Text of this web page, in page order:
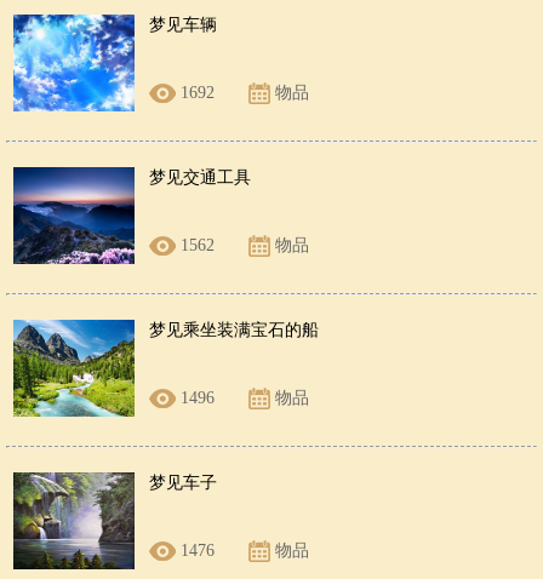
梦见车辆
1692 物品
梦见交通工具
1562 物品
梦见乘坐装满宝石的船
1496 物品
梦见车子
1476 物品